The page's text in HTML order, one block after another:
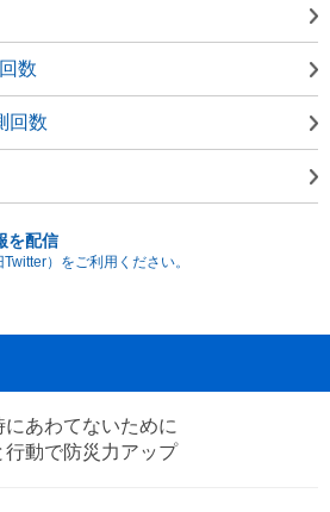
数
回数
を配信
）をご利用ください。
にあわてないために
行動で防災力アップ